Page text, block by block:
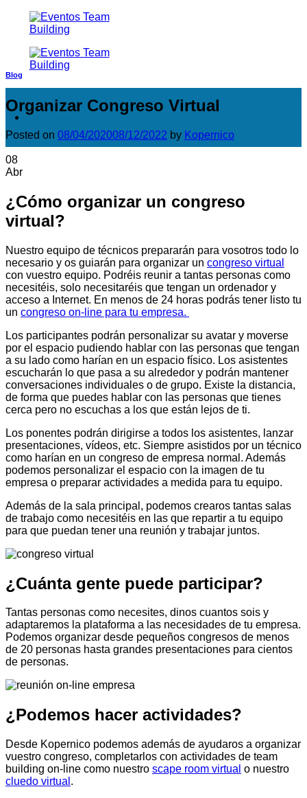
Saltar
contenido
Blog
Organizar Congreso Virtual
Posted on 08/04/202008/12/2022 by Kopernico
08
Abr
¿Cómo organizar un congreso
virtual?
Nuestro equipo de técnicos prepararán para vosotros todo lo
necesario y os guiarán para organizar un congreso virtual
con vuestro equipo. Podréis reunir a tantas personas como
necesitéis, solo necesitaréis que tengan un ordenador y
acceso a Internet. En menos de 24 horas podrás tener listo tu
un congreso on-line para tu empresa.
Los participantes podrán personalizar su avatar y moverse
por el espacio pudiendo hablar con las personas que tengan
a su lado como harían en un espacio físico. Los asistentes
escucharán lo que pasa a su alrededor y podrán mantener
conversaciones individuales o de grupo. Existe la distancia,
de forma que puedes hablar con las personas que tienes
cerca pero no escuchas a los que están lejos de ti.
Los ponentes podrán dirigirse a todos los asistentes, lanzar
presentaciones, vídeos, etc. Siempre asistidos por un técnico
como harían en un congreso de empresa normal. Además
podemos personalizar el espacio con la imagen de tu
empresa o preparar actividades a medida para tu equipo.
Además de la sala principal, podemos crearos tantas salas
de trabajo como necesitéis en las que repartir a tu equipo
para que puedan tener una reunión y trabajar juntos.
¿Cuánta gente puede participar?
Tantas personas como necesites, dinos cuantos sois y
adaptaremos la plataforma a las necesidades de tu empresa.
Podemos organizar desde pequeños congresos de menos
de 20 personas hasta grandes presentaciones para cientos
de personas.
¿Podemos hacer actividades?
Desde Kopernico podemos además de ayudaros a organizar
vuestro congreso, completarlos con actividades de team
building on-line como nuestro scape room virtual o nuestro
cluedo virtual .